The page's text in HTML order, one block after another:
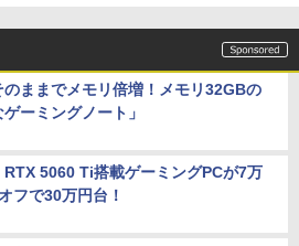
のままでメモリ倍増！メモリ32GBの
ゲーミングノート」
RTX 5060 Ti搭載ゲーミングPCが7万
フで30万円台！